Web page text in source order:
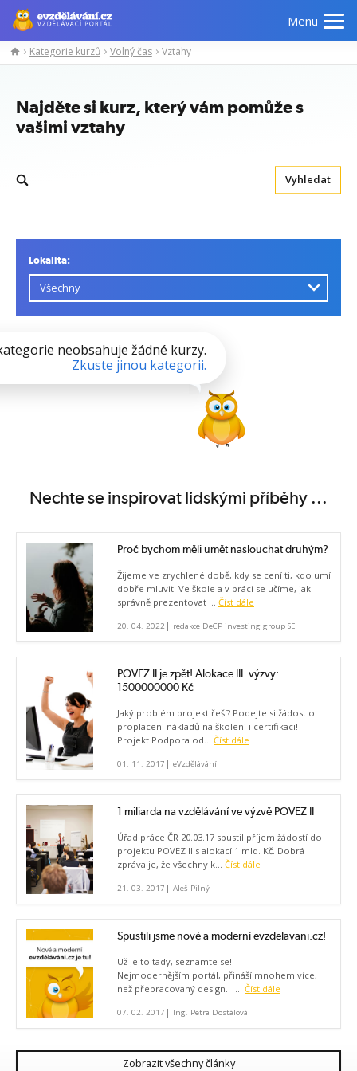
Menu
Kategorie kurzů Volný čas Vztahy
Najděte si kurz, který vám pomůže s
vašimi vztahy
Vyhledat
Lokalita:
neobsahuje žádné kurzy.
Zkuste jinou kategorii.
Nechte se inspirovat lidskými příběhy ...
Proč bychom měli umět naslouchat druhým?
Žijeme ve zrychlené době, kdy se cení ti, kdo umí
dobře mluvit. Ve škole a v práci se učíme, jak
správně prezentovat ... Číst dále
20. 04. 2022 | redakce DeCP investing group SE
POVEZ II je zpět! Alokace III. výzvy:
1500000000 Kč
Jaký problém projekt řeší? Podejte si žádost o
proplacení nákladů na školení i certifikaci!
Projekt Podpora od... Číst dále
01. 11. 2017 | eVzdělávání
1 miliarda na vzdělávání ve výzvě POVEZ II
Úřad práce ČR 20.03.17 spustil příjem žádostí do
projektu POVEZ II s alokací 1 mld. Kč. Dobrá
zpráva je, že všechny k... Číst dále
21. 03. 2017 | Aleš Pilný
Spustili jsme nové a moderní evzdelavani.cz!
Už je to tady, seznamte se!
Nejmodernějším portál, přináší mnohem více,
než přepracovaný design. ... Číst dále
07. 02. 2017 | Ing. Petra Dostálová
Zobrazit všechny články